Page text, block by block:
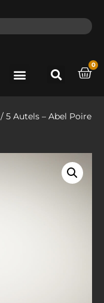
0
/ 5 Autels – Abel Poire